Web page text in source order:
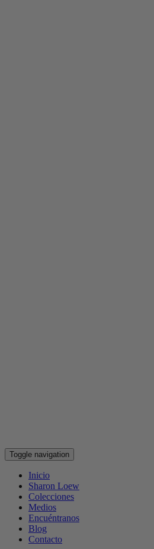
Toggle navigation
Inicio
Sharon Loew
Colecciones
Medios
Encuéntranos
Blog
Contacto